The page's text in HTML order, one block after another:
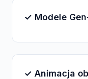
✓ Modele
✓ Animacja